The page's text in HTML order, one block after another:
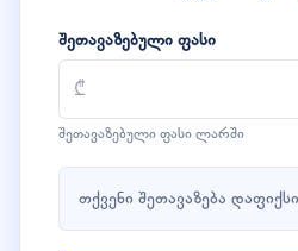
შეთავაზებული ფასი
შეთავაზებული ფასი ლარში
თქვენი შეთავაზება